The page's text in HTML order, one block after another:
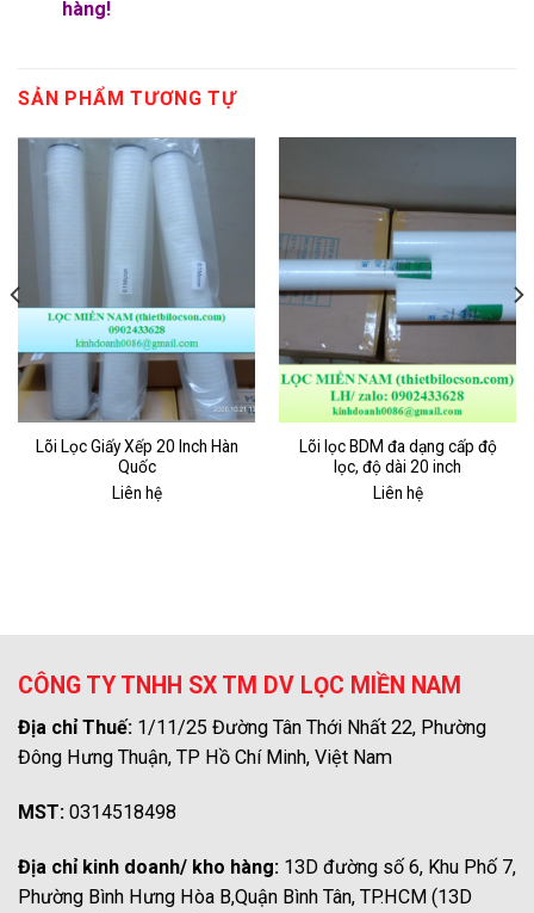
hàng!
SẢN PHẨM TƯƠNG TỰ
Lõi Lọc Giấy Xếp 20 Inch Hàn
Quốc
Liên hệ
Lõi lọc BDM đa dạng cấp độ
lọc, độ dài 20 inch
Liên hệ
CÔNG TY TNHH SX TM DV LỌC MIỀN NAM
Địa chỉ Thuế: 1/11/25 Đường Tân Thới Nhất 22, Phường
Đông Hưng Thuận, TP Hồ Chí Minh, Việt Nam
MST: 0314518498
Địa chỉ kinh doanh/ kho hàng: 13D đường số 6, Khu Phố 7,
Phường Bình Hưng Hòa B,Quận Bình Tân, TP.HCM (13D